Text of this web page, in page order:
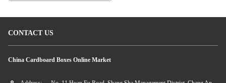
CONTACT US
China Cardboard Boxes Online Market